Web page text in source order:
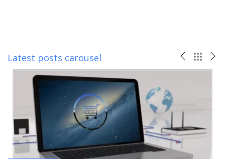
Latest posts carousel